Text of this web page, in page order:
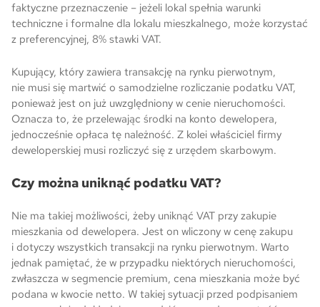
faktyczne przeznaczenie – jeżeli lokal spełnia warunki
techniczne i formalne dla lokalu mieszkalnego, może korzystać
z preferencyjnej, 8% stawki VAT.
Kupujący, który zawiera transakcję na rynku pierwotnym,
nie musi się martwić o samodzielne rozliczanie podatku VAT,
ponieważ jest on już uwzględniony w cenie nieruchomości.
Oznacza to, że przelewając środki na konto dewelopera,
jednocześnie opłaca tę należność. Z kolei właściciel firmy
deweloperskiej musi rozliczyć się z urzędem skarbowym.
Czy można uniknąć podatku VAT?
Nie ma takiej możliwości, żeby uniknąć VAT przy zakupie
mieszkania od dewelopera. Jest on wliczony w cenę zakupu
i dotyczy wszystkich transakcji na rynku pierwotnym. Warto
jednak pamiętać, że w przypadku niektórych nieruchomości,
zwłaszcza w segmencie premium, cena mieszkania może być
podana w kwocie netto. W takiej sytuacji przed podpisaniem